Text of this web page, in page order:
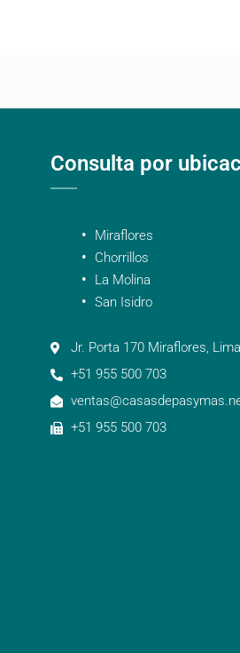
Consulta por
Miraflores
Chorrillos
La Molina
San Isidro
Jr. Porta 170 Miraflores,
+51 955 500 703
+51 955 500 703